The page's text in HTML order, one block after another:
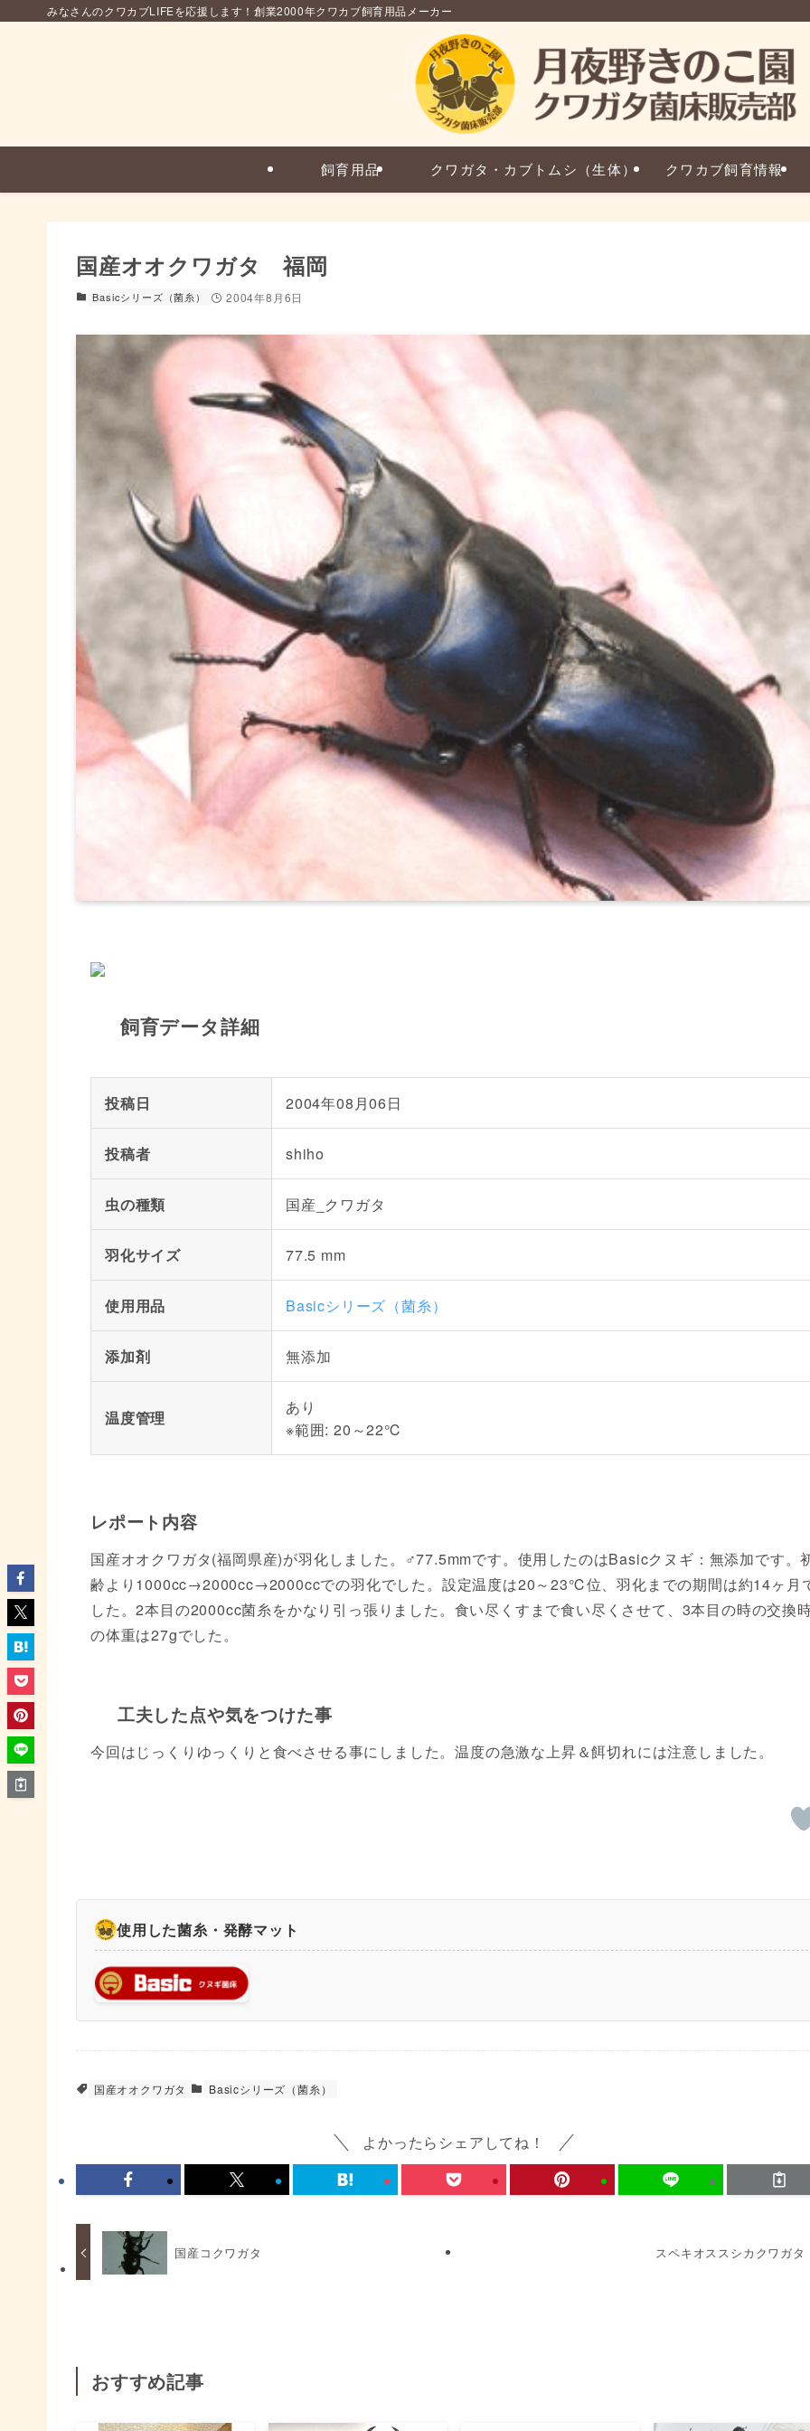
みなさんのクワカブLIFEを応援します！創業2000年クワカブ飼育用品メーカー
飼育用品 クワガタ・カブトムシ（生体） クワカブ飼育情報
国産オオクワガタ 福岡
Basicシリーズ（菌糸） 2004年8月6日
飼育データ詳細
投稿日 2004年08月06日
投稿者 shiho
虫の種類 国産_クワガタ
羽化サイズ 77.5 mm
使用用品 Basicシリーズ（菌糸）
添加剤 無添加
温度管理
あり
※範囲: 20～22℃
レポート内容
国産オオクワガタ(福岡県産)が羽化しました。♂77.5mmです。使用したのはBasicクヌギ：無添加です。
齢より1000cc→2000cc→2000ccでの羽化でした。設定温度は20～23℃位、羽化までの期間は約14ヶ月
した。2本目の2000cc菌糸をかなり引っ張りました。食い尽くすまで食い尽くさせて、3本目の時の交換
の体重は27gでした。
工夫した点や気をつけた事
今回はじっくりゆっくりと食べさせる事にしました。温度の急激な上昇＆餌切れには注意しました。
使用した菌糸・発酵マット
国産オオクワガタ Basicシリーズ（菌糸）
よかったらシェアしてね！
国産コクワガタ スペキオススシカクワガタ
おすすめ記事